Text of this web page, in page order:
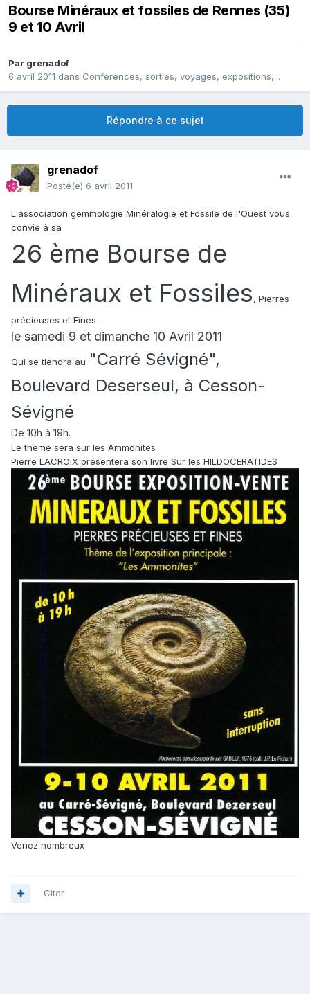
Bourse Minéraux et fossiles de Rennes (35)
9 et 10 Avril
Par grenadof
6 avril 2011 dans Conférences, sorties, voyages, expositions,...
Répondre à ce sujet
grenadof
Posté(e) 6 avril 2011
L'association gemmologie Minéralogie et Fossile de l'Ouest vous
convie à sa
26 ème Bourse de
Minéraux et Fossiles, Pierres
précieuses et Fines
le samedi 9 et dimanche 10 Avril 2011
Qui se tiendra au "Carré Sévigné",
Boulevard Deserseul, à Cesson-
Sévigné
De 10h à 19h.
Le thème sera sur les Ammonites
Pierre LACROIX présentera son livre Sur les HILDOCERATIDES
Venez nombreux
Citer